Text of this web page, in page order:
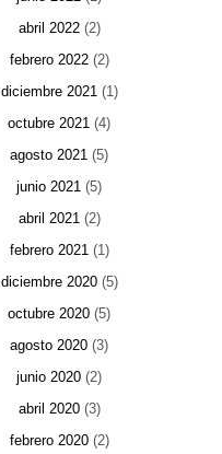
abril 2022(2)
febrero 2022(2)
diciembre 2021(1)
octubre 2021 (4)
agosto 2021 (5)
junio 2021 (5)
abril 2021(2)
febrero 2021(1)
diciembre 2020(5)
octubre 2020 (5)
agosto 2020 (3)
junio 2020 (2)
abril 2020(3)
febrero 2020(2)